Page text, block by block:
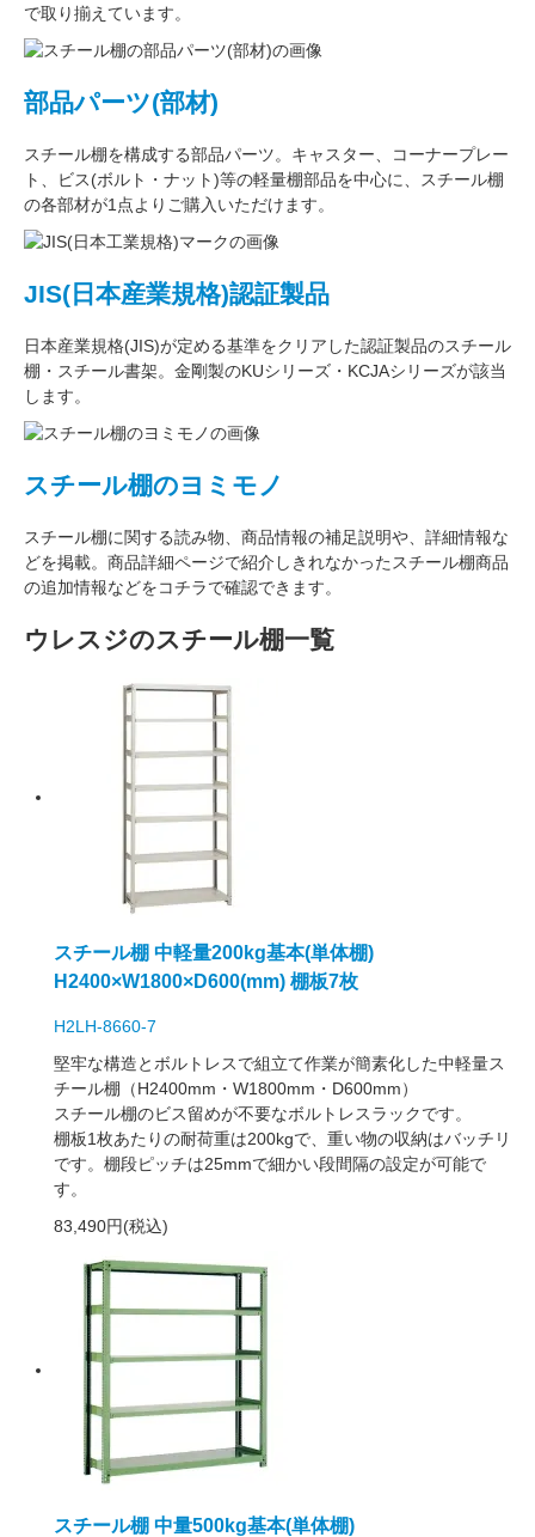
で取り揃えています。
部品パーツ(部材)
スチール棚を構成する部品パーツ。 キャスター
コーナープレー
ト
ビス(ボルト・ナット)等の軽量棚部品を中心に、スチール棚
の各部材が1点よりご購入いただけます。
JIS(日本産業規格)認証製品
日本産業規格(JIS)が定める基準をクリアした認証製品のスチール
棚・スチール書架。金剛製のKUシリーズ・KCJAシリーズが該当
します。
スチール棚のヨミモノ
スチール棚に関する読み物、商品情報の補足説明や、詳細情報な
どを掲載。商品詳細ページで紹介しきれなかったスチール棚商品
の追加情報などをコチラで確認できます。
ウレスジのスチール棚一覧
スチール棚 中軽量200kg基本(単体棚)
H2400×W1800×D600(mm) 棚板7枚
H2LH-8660-7
堅牢な構造とボルトレスで組立て作業が簡素化した中軽量ス
チール棚（H2400mm・W1800mm・D600mm）
スチール棚のビス留めが不要なボルトレスラックです。
棚板1枚あたりの耐荷重は200kgで、重い物の収納はバッチリ
です。棚段ピッチは25mmで細かい段間隔の設定が可能で
す。
83,490円(税込)
スチール棚 中量500kg基本(単体棚)